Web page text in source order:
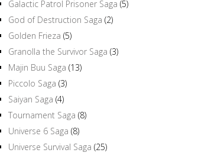
Galactic Patrol Prisoner Saga (5)
God of Destruction Saga (2)
Golden Frieza (5)
Granolla the Survivor Saga (3)
Majin Buu Saga (13)
Piccolo Saga (3)
Saiyan Saga (4)
Tournament Saga (8)
Universe 6 Saga (8)
Universe Survival Saga (25)